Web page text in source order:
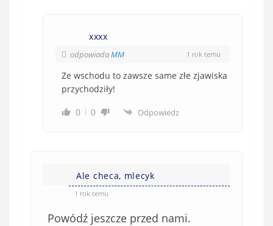
xxxx
odpowiadaMM 1 rok temu
Ze wschodu to zawsze same złe zjawiska
przychodziły!
0
0 Odpowiedz
Ale checa, mlecyk
1 rok temu
Powódź jeszcze przed nami.